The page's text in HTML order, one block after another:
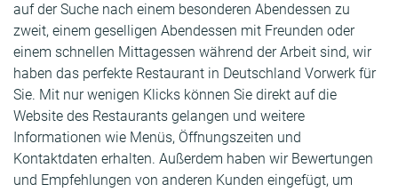
auf der Suche nach einem besonderen Abendessen zu
zweit, einem geselligen Abendessen mit Freunden oder
einem schnellen Mittagessen während der Arbeit sind, wir
haben das perfekte Restaurant in Deutschland Vorwerk für
Sie. Mit nur wenigen Klicks können Sie direkt auf die
Website des Restaurants gelangen und weitere
Informationen wie Menüs, Öffnungszeiten und
Kontaktdaten erhalten. Außerdem haben wir Bewertungen
und Empfehlungen von anderen Kunden eingefügt, um